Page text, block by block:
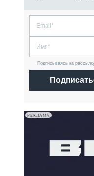
Подписываясь на
РЕКЛАМА